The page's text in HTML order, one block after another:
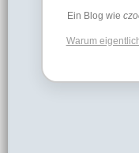
Ein Blog wie
Warum